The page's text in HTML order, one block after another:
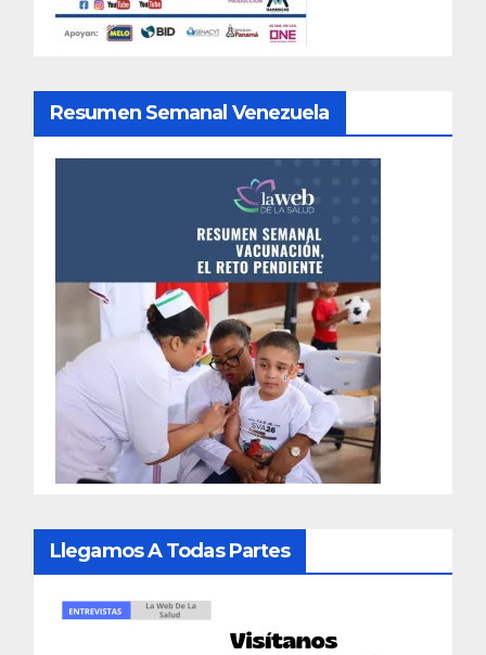
Resumen Semanal Venezuela
Llegamos A Todas Partes